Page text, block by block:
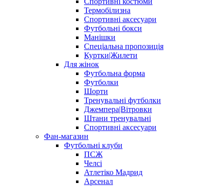
Термобілизна
Спортивні аксесуари
Футбольні бокси
Манішки
Спеціальна пропозиція
Куртки|Жилети
Для жінок
Футбольна форма
Футболки
Шорти
Тренувальні футболки
Джемпера|Вітровки
Штани тренувальні
Спортивні аксесуари
Фан-магазин
Футбольні клуби
ПСЖ
Челсі
Атлетіко Мадрид
Арсенал